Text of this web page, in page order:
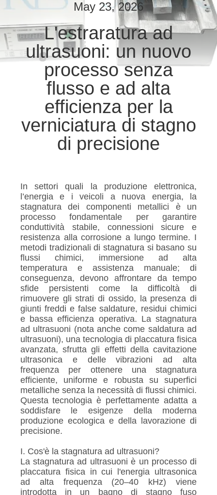
CONTROLLO
QUALITÀ
CONTATTICI
NOTIZIE
CASI
SITO
POLITICA
SULLA
PRIVACY
May 23, 2026
L'estraratura ad
ultrasuoni: un nuovo
processo senza
flusso e ad alta
efficienza per la
verniciatura di stagno
di precisione
In settori quali la produzione elettronica,
l’energia e i veicoli a nuova energia, la
stagnatura dei componenti metallici è un
processo fondamentale per garantire
conduttività stabile, connessioni sicure e
resistenza alla corrosione a lungo termine. I
metodi tradizionali di stagnatura si basano su
flussi chimici, immersione ad alta
temperatura e assistenza manuale; di
conseguenza, devono affrontare da tempo
sfide persistenti come la difficoltà di
rimuovere gli strati di ossido, la presenza di
giunti freddi e false saldature, residui chimici
e bassa efficienza operativa. La stagnatura
ad ultrasuoni (nota anche come saldatura ad
ultrasuoni), una tecnologia di placcatura fisica
avanzata, sfrutta gli effetti della cavitazione
ultrasonica e delle vibrazioni ad alta
frequenza per ottenere una stagnatura
efficiente, uniforme e robusta su superfici
metalliche senza la necessità di flussi chimici.
Questa tecnologia è perfettamente adatta a
soddisfare le esigenze della moderna
produzione ecologica e della lavorazione di
precisione.
I. Cos'è la stagnatura ad ultrasuoni?
La stagnatura ad ultrasuoni è un processo di
placcatura fisica in cui l'energia ultrasonica
ad alta frequenza (20–40 kHz) viene
introdotta in un bagno di stagno fuso